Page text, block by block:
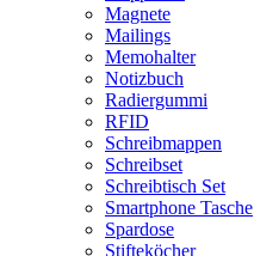
Magnete
Mailings
Memohalter
Notizbuch
Radiergummi
RFID
Schreibmappen
Schreibset
Schreibtisch Set
Smartphone Tasche
Spardose
Stifteköcher